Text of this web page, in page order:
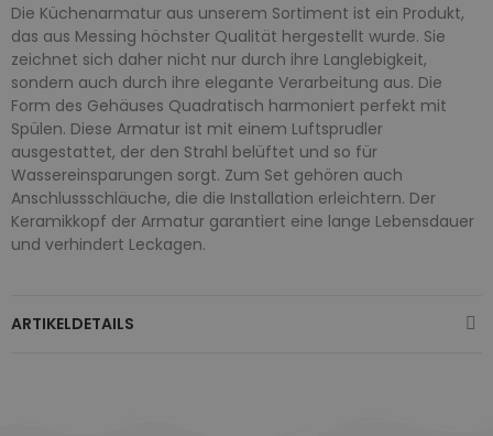
Die Küchenarmatur aus unserem Sortiment ist ein Produkt,
das aus Messing höchster Qualität hergestellt wurde. Sie
zeichnet sich daher nicht nur durch ihre Langlebigkeit,
sondern auch durch ihre elegante Verarbeitung aus. Die
Form des Gehäuses Quadratisch harmoniert perfekt mit
Spülen. Diese Armatur ist mit einem Luftsprudler
ausgestattet, der den Strahl belüftet und so für
Wassereinsparungen sorgt. Zum Set gehören auch
Anschlussschläuche, die die Installation erleichtern. Der
Keramikkopf der Armatur garantiert eine lange Lebensdauer
und verhindert Leckagen.
ARTIKELDETAILS